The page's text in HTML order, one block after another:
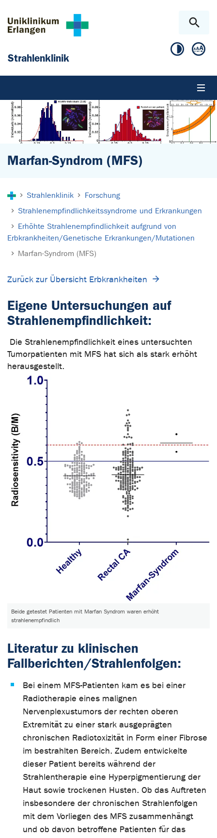
Strahlenklinik
Marfan-Syndrom (MFS)
Strahlenklinik
Forschung
Strahlenempfindlichkeitssyndrome und Erkrankungen
Erhöhte Strahlenempfindlichkeit aufgrund von
Erbkrankheiten/Genetische Erkrankungen/Mutationen
Marfan-Syndrom (MFS)
Zurück zur Übersicht Erbkrankheiten
Beide getestet Patienten mit Marfan Syndrom waren erhöht
strahlenempfindlich
Eigene Untersuchungen auf
Strahlenempfindlichkeit:
Die Strahlenempfindlichkeit eines untersuchten
Tumorpatienten mit MFS hat sich als stark erhöht
herausgestellt.
Literatur zu klinischen
Fallberichten/Strahlenfolgen:
Bei einem MFS-Patienten kam es bei einer
Radiotherapie eines malignen
Nervenplexustumors der rechten oberen
Extremität zu einer stark ausgeprägten
chronischen Radiotoxizität in Form einer Fibrose
im bestrahlten Bereich. Zudem entwickelte
dieser Patient bereits während der
Strahlentherapie eine Hyperpigmentierung der
Haut sowie trockenen Husten. Ob das Auftreten
insbesondere der chronischen Strahlenfolgen
mit dem Vorliegen des MFS zusammenhängt
und ob davon betroffene Patienten für das